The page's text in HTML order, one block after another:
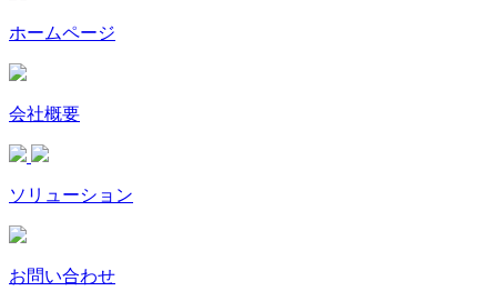
ホームページ
会社概要
ソリューション
お問い合わせ